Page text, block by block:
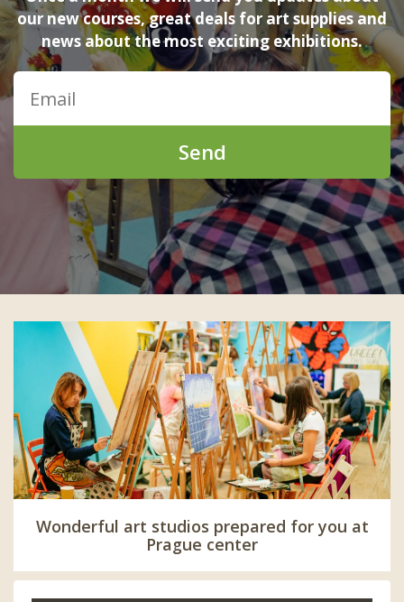
our new courses, great deals for art supplies and
news about the most exciting exhibitions.
Send
Wonderful art studios prepared for you at
Prague center